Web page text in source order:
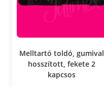
Melltartó toldó, gumival
hosszított, fekete 2
kapcsos